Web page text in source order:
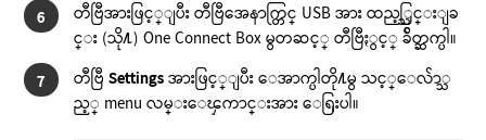
6
တီဗြီအားဖြင့္ျပီး တီဗြီအေနာက္တြင္ USB အား ထည့္သြင္းျခ
င္း (သို႔) One Connect Box မွတဆင့္ တီဗြီႏွင့္ ခ်ိတ္ဆက္ပါ။
7
တီဗြီSettingsအားဖြင့္ျပီး ေအာက္ပါတို႔မွ သင့္ေလ်ာ္သ
ည့္ menu လမ္းေၾကာင္းအား ေရြးပါ။